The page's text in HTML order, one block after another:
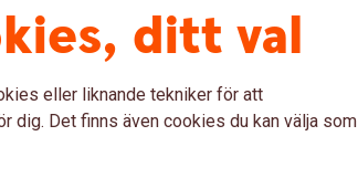
ditt val
eller liknande tekniker för att
dig. Det finns även cookies du kan välja som